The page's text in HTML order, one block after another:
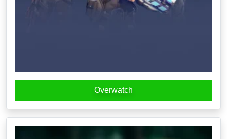
Overwatch